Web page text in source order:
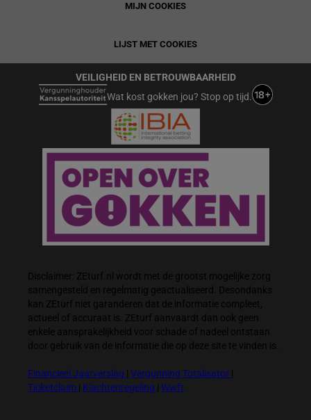
MIJN COOKIES
LIJST MET COOKIES
VEILIGHEID EN BETROUWBAARHEID
Wat kost gokken jou? Stop op tijd.
Disclaimer: ZEturf.nl wordt met de grootst mogelijke zorg
samengesteld en regelmatig geactualiseerd. Desondanks
kan ZEturf niet garanderen dat de informatie compleet,
actueel of accuraat is. ZEturf aanvaardt dan ook geen
enkele aansprakelijkheid voor schade of nadeel ontstaan
door gebruik van de informatie die op deze site te vinden is.
Financieel Jaarverslag Vergunning Totalisator
Ticketclaim
Klachtenregeling Wwft